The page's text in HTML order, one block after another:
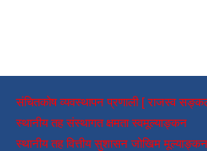
संचितकोष व्यवस्थापन प्रणाली [ राजस्व
स्थानीय तह संस्थागत क्षमता स्वमूल्याङ्कन
स्थानीय तह वित्तीय सुशासन जोखिम मूल्याङ्कन